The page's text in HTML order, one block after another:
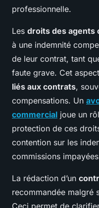
professionnelle.
Les droits des agents
à une indemnité
de leur contrat, tant
faute grave. Cet
liés aux contrats,
compensations. Un
commercial joue un
protection de ces
contention sur les
commissions
La rédaction d’un
recommandée malgré
Ceci permet de